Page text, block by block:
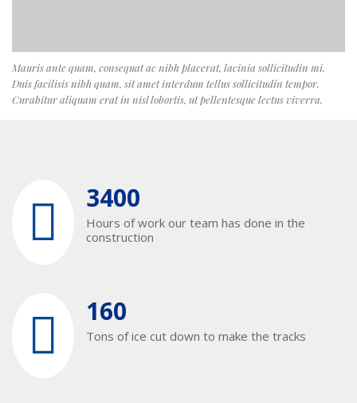
Mauris ante quam, consequat ac nibh placerat, lacinia sollicitudin mi.
Duis facilisis nibh quam, sit amet interdum tellus sollicitudin tempor.
Curabitur aliquam erat in nisl lobortis, ut pellentesque lectus viverra.
3400
Hours of work our team has done in the
construction
160
Tons of ice cut down to make the tracks